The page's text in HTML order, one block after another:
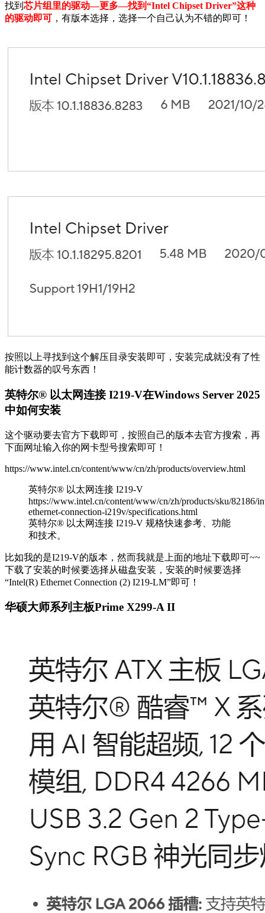
找到 芯片组里的驱动—更多—找到“Intel Chipset Driver”这种
的驱动即可 ，有版本选择，选择一个自己认为不错的即可！
按照以上寻找到这个解压目录安装即可，安装完成就没有了性
能计数器的叹号东西！
英特尔® 以太网连接 I219-V在Windows Server 2025
中如何安装
这个驱动要去官方下载即可，按照自己的版本去官方搜索，再
下面网址输入你的网卡型号搜索即可！
https://www.intel.cn/content/www/cn/zh/products/overview.html
英特尔® 以太网连接 I219-V
https://www.intel.cn/content/www/cn/zh/products/sku/82186/
ethernet-connection-i219v/specifications.html
英特尔® 以太网连接 I219-V 规格快速参考、功能
和技术。
比如我的是I219-V的版本，然而我就是上面的地址下载即可~~
下载了安装的时候要选择从磁盘安装，安装的时候要选择
“Intel(R) Ethernet Connection (2) I219-LM”即可！
华硕大师系列主板Prime X299-A II